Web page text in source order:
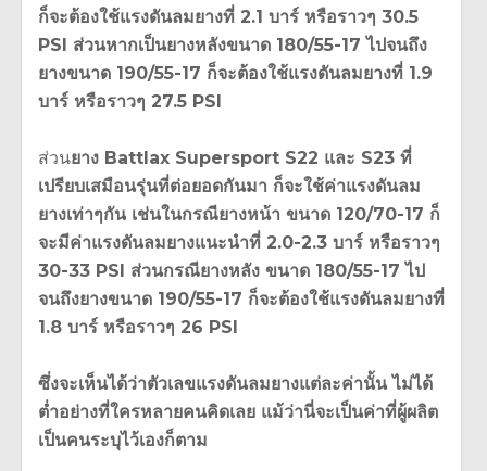
ก็จะต้องใช้แรงดันลมยางที่ 2.1 บาร์ หรือราวๆ 30.5
PSI ส่วนหากเป็นยางหลังขนาด 180/55-17 ไปจนถึง
ยางขนาด 190/55-17 ก็จะต้องใช้แรงดันลมยางที่ 1.9
บาร์ หรือราวๆ 27.5 PSI
ส่วนยาง Battlax Supersport S22 และ S23 ที่
เปรียบเสมือนรุ่นที่ต่อยอดกันมา ก็จะใช้ค่าแรงดันลม
ยางเท่าๆกัน เช่นในกรณียางหน้า ขนาด 120/70-17 ก็
จะมีค่าแรงดันลมยางแนะนำที่ 2.0-2.3 บาร์ หรือราวๆ
30-33 PSI ส่วนกรณียางหลัง ขนาด 180/55-17 ไป
จนถึงยางขนาด 190/55-17 ก็จะต้องใช้แรงดันลมยางที่
1.8 บาร์ หรือราวๆ 26 PSI
ซึ่งจะเห็นได้ว่าตัวเลขแรงดันลมยางแต่ละค่านั้น ไม่ได้
ต่ำอย่างที่ใครหลายคนคิดเลย แม้ว่านี่จะเป็นค่าที่ผู้ผลิต
เป็นคนระบุไว้เองก็ตาม